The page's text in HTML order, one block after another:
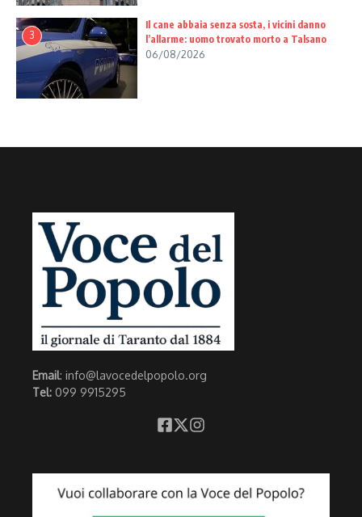
3
Il cane abbaia senza sosta, i vicini danno
l’allarme: uomo trovato morto a Talsano
06/08/2026
Email: info@lavocedelpopolo.org
Tel: 099 9915295